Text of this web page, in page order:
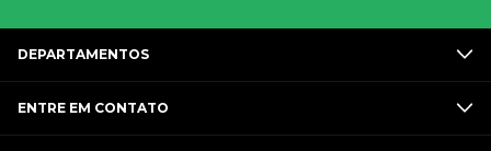
DEPARTAMENTOS
ENTRE EM CONTATO